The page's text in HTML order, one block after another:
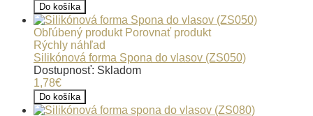
Do košíka
Obľúbený produkt Porovnať produkt
Rýchly náhľad
Silikónová forma Spona do vlasov (ZS050)
Dostupnosť: Skladom
1,78€
Do košíka